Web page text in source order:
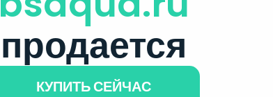
продается
КУПИТЬ СЕЙЧАС